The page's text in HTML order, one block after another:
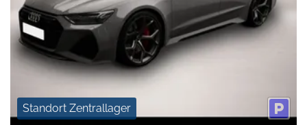
Standort Zentrallager